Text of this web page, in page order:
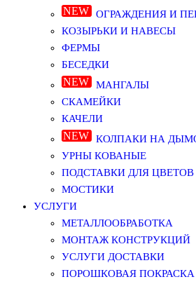
ОГРАЖДЕНИЯ И
КОЗЫРЬКИ И НАВЕСЫ
ФЕРМЫ
БЕСЕДКИ
МАНГАЛЫ
СКАМЕЙКИ
КАЧЕЛИ
КОЛПАКИ НА
УРНЫ КОВАНЫЕ
ПОДСТАВКИ ДЛЯ ЦВЕТОВ
МОСТИКИ
УСЛУГИ
МЕТАЛЛООБРАБОТКА
МОНТАЖ КОНСТРУКЦИЙ
УСЛУГИ ДОСТАВКИ
ПОРОШКОВАЯ ПОКРАСКА